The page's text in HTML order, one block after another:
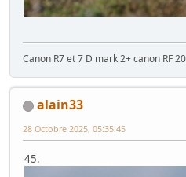
Canon R7 et 7 D mark 2+ canon RF
alain33
28 Octobre 2025, 05:35:45
45.